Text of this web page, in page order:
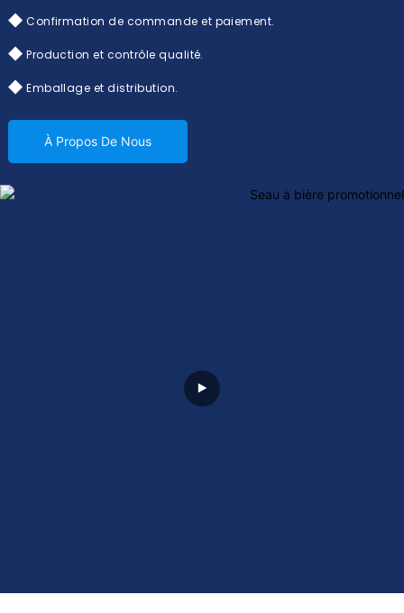
◆ Confirmation de commande et paiement.
◆ Production et contrôle qualité.
◆ Emballage et distribution.
À Propos De Nous